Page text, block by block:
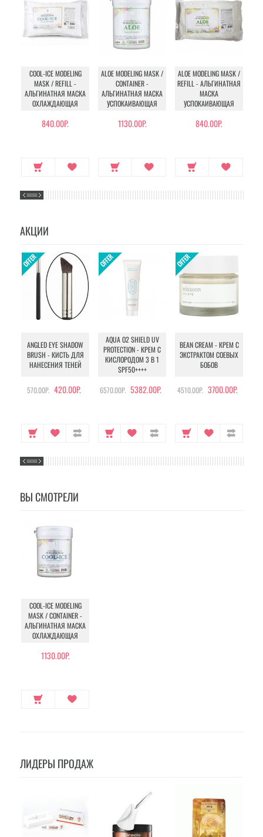
COOL-ICE MODELING
MASK / REFILL -
АЛЬГИНАТНАЯ МАСКА
ОХЛАЖДАЮЩАЯ
840.00Р.
ALOE MODELING MASK /
CONTAINER -
АЛЬГИНАТНАЯ МАСКА
УСПОКАИВАЮЩАЯ
1130.00Р.
ALOE MODELING MASK /
REFILL - АЛЬГИНАТНАЯ
МАСКА
УСПОКАИВАЮЩАЯ
840.00Р.
АКЦИИ
ANGLED EYE SHADOW
BRUSH - КИСТЬ ДЛЯ
НАНЕСЕНИЯ ТЕНЕЙ
570.00Р. 420.00Р.
AQUA O2 SHIELD UV
PROTECTION - КРЕМ С
КИСЛОРОДОМ 3 В 1
SPF50++++
6570.00Р. 5382.00Р.
BEAN CREAM - КРЕМ С
ЭКСТРАКТОМ СОЕВЫХ
БОБОВ
4510.00Р. 3700.00Р.
ВЫ СМОТРЕЛИ
COOL-ICE MODELING
MASK / CONTAINER -
АЛЬГИНАТНАЯ МАСКА
ОХЛАЖДАЮЩАЯ
1130.00Р.
ЛИДЕРЫ ПРОДАЖ